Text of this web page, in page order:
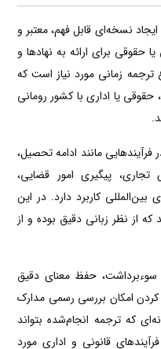
نسخه‌ای قابل فهم، معتبر و
برای ارائه به نهادها و
ترجمه زمانی مورد نیاز است که
حقوقی یا اداری با کشور رومانی
فرآیندهایی مانند ادامه تحصیل،
پیگیری امور قضایی،
بین‌المللی کاربرد دارد. در این
که از نظر زبانی دقیق بوده و از
سوءبرداشت، حفظ معنای دقیق
امکان بررسی رسمی مدارک
که ترجمه انجام‌شده بتواند
قانونی و اداری مورد